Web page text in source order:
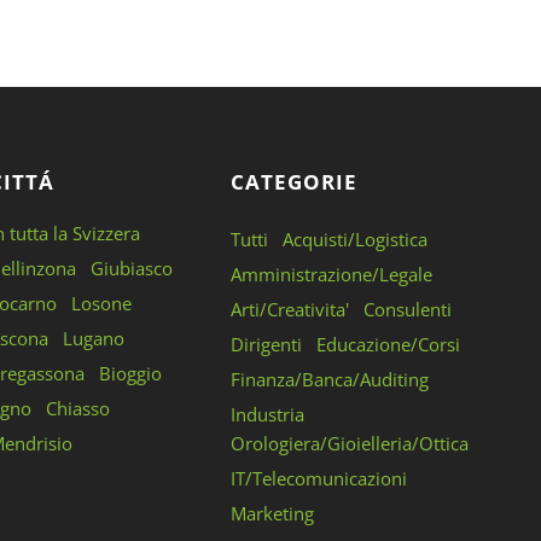
tutta la Svizzera
Giubiasco
Losone
Lugano
Bioggio
Chiasso
CATEGORIE
Tutti
Acquisti/Logistica
Amministrazione/Legale
Arti/Creativita'
Consulenti
Dirigenti
Educazione/Corsi
Finanza/Banca/Auditing
Industria
Orologiera/Gioielleria/Ottica
IT/Telecomunicazioni
Marketing